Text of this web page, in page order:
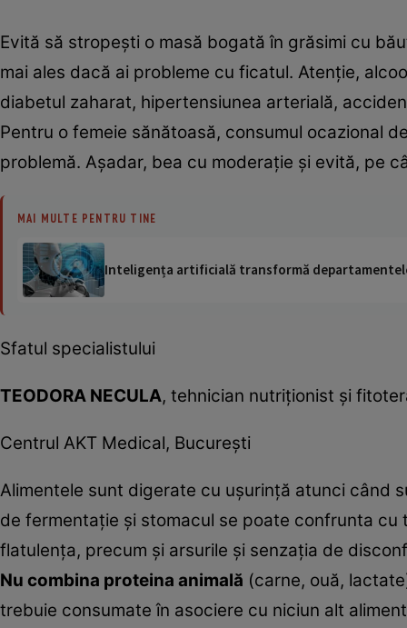
Evită să stropeşti o masă bogată în grăsimi cu
mai ales dacă ai probleme cu ficatul. Atenţie,
diabetul zaharat, hipertensiunea arterială,
Pentru o femeie sănătoasă, consumul ocazional
problemă. Aşadar, bea cu moderaţie şi evită, pe
MAI MULTE PENTRU TINE
Inteligența artificială transformă
Sfatul specialistului
TEODORA NECULA, tehnician nutriţionist şi
Centrul AKT Medical, Bucureşti
Alimentele sunt digerate cu uşurinţă atunci când
de fermentaţie şi stomacul se poate confrunta
flatulenţa, precum şi arsurile şi senzaţia de
Nu combina proteina animală (carne, ouă,
trebuie consumate în asociere cu niciun alt